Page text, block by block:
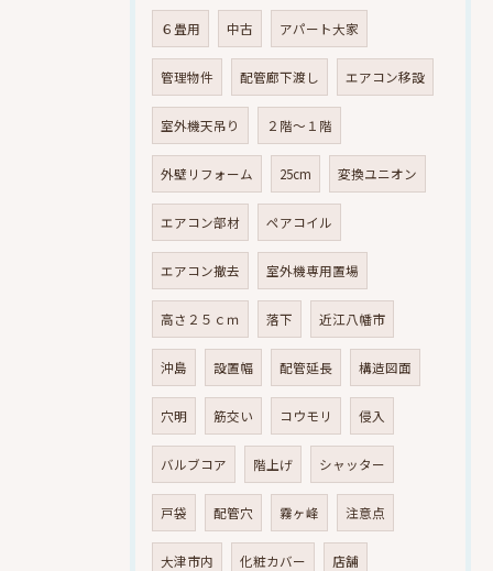
６畳用 中古 アパート大家
管理物件 配管廊下渡し エアコン移設
室外機天吊り ２階～１階
外壁リフォーム 25cm 変換ユニオン
エアコン部材 ペアコイル
エアコン撤去 室外機専用置場
高さ２５ｃｍ 落下 近江八幡市
沖島 設置幅 配管延長 構造図面
穴明 筋交い コウモリ 侵入
バルブコア 階上げ シャッター
戸袋 配管穴 霧ヶ峰 注意点
大津市内 化粧カバー 店舗